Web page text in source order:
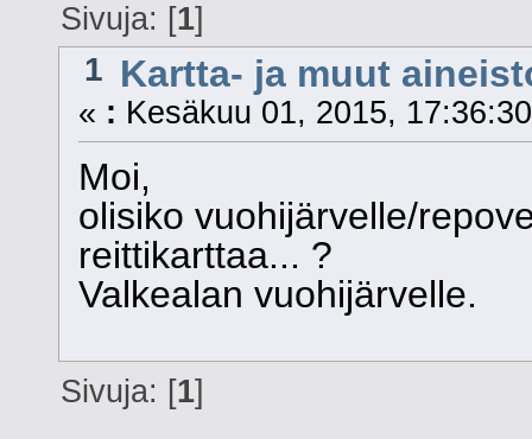
Sivuja: [1]
1 Kartta- ja muut
« : Kesäkuu 01, 2015,
Moi,
olisiko vuohijärvelle/
reittikarttaa... ?
Valkealan vuohijärvelle.
Sivuja: [1]